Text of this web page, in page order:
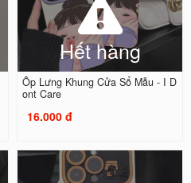
Hết hàng
Ốp Lưng Khung Cửa Sổ Mẫu - I D
ont Care
16.000 đ